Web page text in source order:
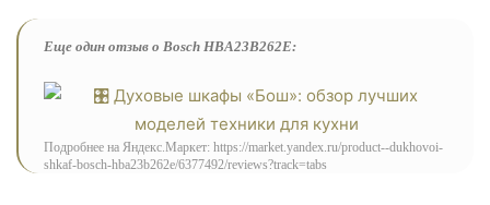
Еще один отзыв о Bosch HBA23B262E:
Подробнее на Яндекс.Маркет: https://market.yandex.ru/product--dukhovoi-
shkaf-bosch-hba23b262e/6377492/reviews?track=tabs